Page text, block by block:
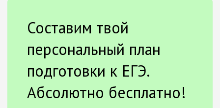
Составим твой
персональный план
подготовки к ЕГЭ.
Абсолютно бесплатно!